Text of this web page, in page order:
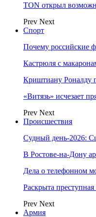
TON открыл
Prev Next
Спорт
Почему российские
Кастрюля с
Криштиану Роналду
«Витязь» исчезает
Prev Next
Происшествия
Судный день-2026:
В Ростове-на-Дону
Дела о телефонном
Раскрыта
Prev Next
Армия